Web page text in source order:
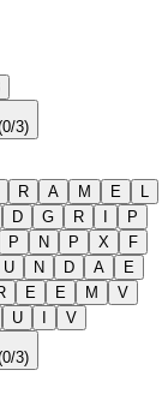
3)
R A M E
L
D G R I
P
P N P X
F
U N D A
E
E E M
V
U I V
3)